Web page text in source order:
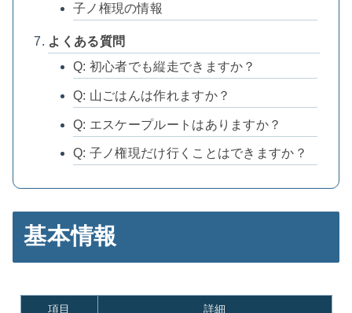
子ノ権現の情報
よくある質問
Q: 初心者でも縦走できますか？
Q: 山ごはんは作れますか？
Q: エスケープルートはありますか？
Q: 子ノ権現だけ行くことはできますか？
基本情報
項目 詳細